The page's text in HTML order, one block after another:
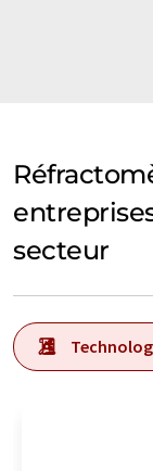
secteur